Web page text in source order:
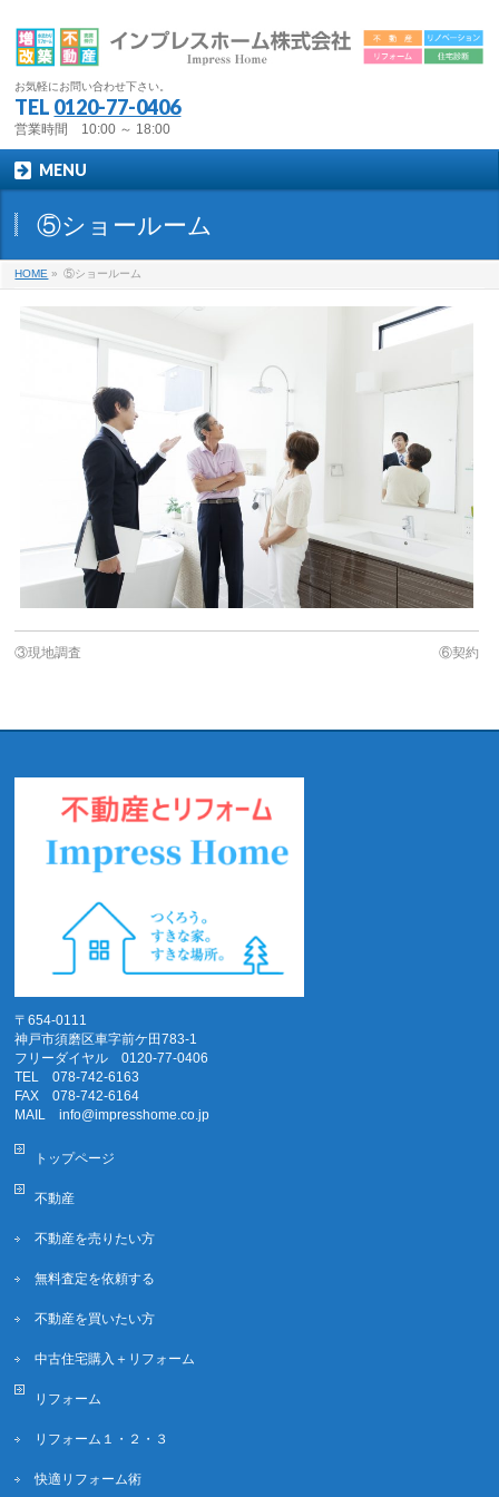
お気軽にお問い合わせ下さい。
TEL 0120-77-0406
営業時間 10:00 ～ 18:00
MENU
⑤ショールーム
HOME » ⑤ショールーム
③現地調査 ⑥契約
〒654-0111
神戸市須磨区車字前ケ田783-1
フリーダイヤル 0120-77-0406
TEL 078-742-6163
FAX 078-742-6164
MAIL info@impresshome.co.jp
トップページ
不動産
不動産を売りたい方
無料査定を依頼する
不動産を買いたい方
中古住宅購入＋リフォーム
リフォーム
リフォーム１・２・３
快適リフォーム術